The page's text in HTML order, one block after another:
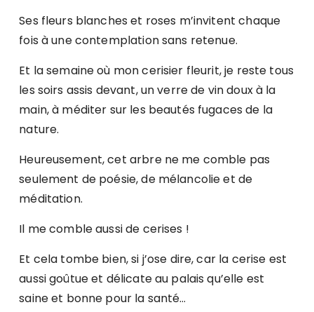
Ses fleurs blanches et roses m’invitent chaque
fois à une contemplation sans retenue.
Et la semaine où mon cerisier fleurit, je reste tous
les soirs assis devant, un verre de vin doux à la
main, à méditer sur les beautés fugaces de la
nature.
Heureusement, cet arbre ne me comble pas
seulement de poésie, de mélancolie et de
méditation.
Il me comble aussi de cerises !
Et cela tombe bien, si j’ose dire, car la cerise est
aussi goûtue et délicate au palais qu’elle est
saine et bonne pour la santé…